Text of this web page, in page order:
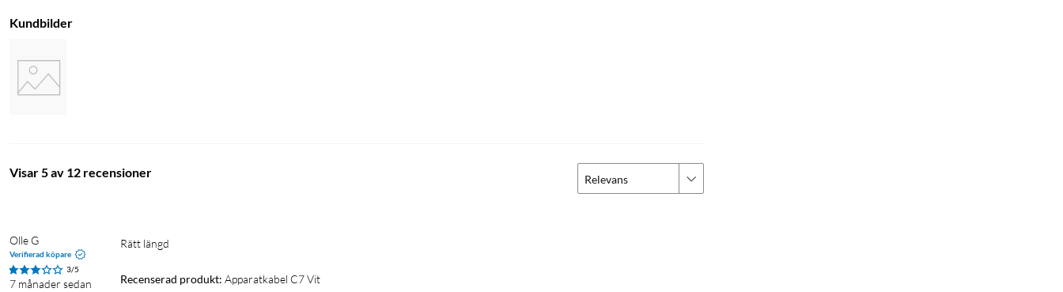
Kundbilder
Visar 5 av 12 recensioner Relevans
Olle G
Verifierad köpare
3/5
7 månader sedan
Rätt längd
Recenserad produkt: Apparatkabel C7 Vit